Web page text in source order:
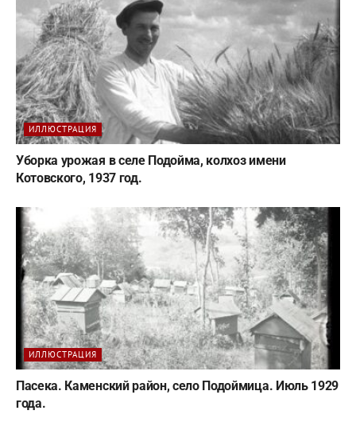
ИЛЛЮСТРАЦИЯ
Уборка урожая в селе Подойма, колхоз имени
Котовского, 1937 год.
ИЛЛЮСТРАЦИЯ
Пасека. Каменский район, село Подоймица. Июль 1929
года.